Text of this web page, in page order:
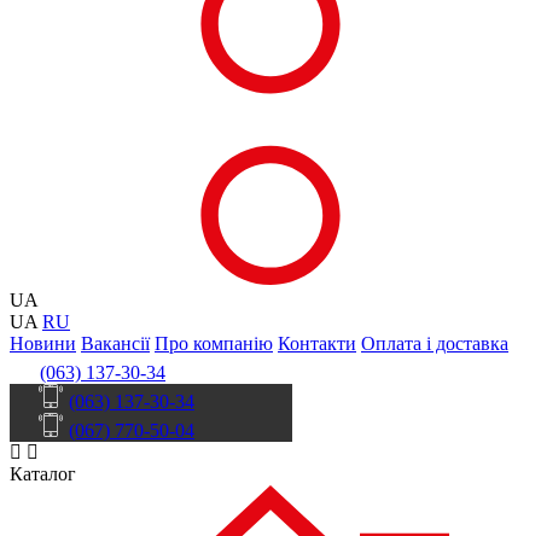
UA
UA RU
Новини Вакансії Про компанію Контакти Оплата і доставка
(063) 137-30-34
(063) 137-30-34
(067) 770-50-04
Каталог